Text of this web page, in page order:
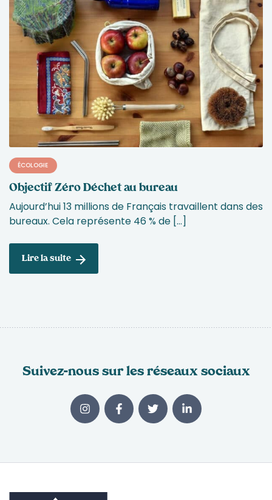
ÉCOLOGIE
Objectif Zéro Déchet au bureau
Aujourd’hui 13 millions de Français travaillent dans des
bureaux. Cela représente 46 % de […]
Lire la suite
Suivez-nous sur les réseaux sociaux